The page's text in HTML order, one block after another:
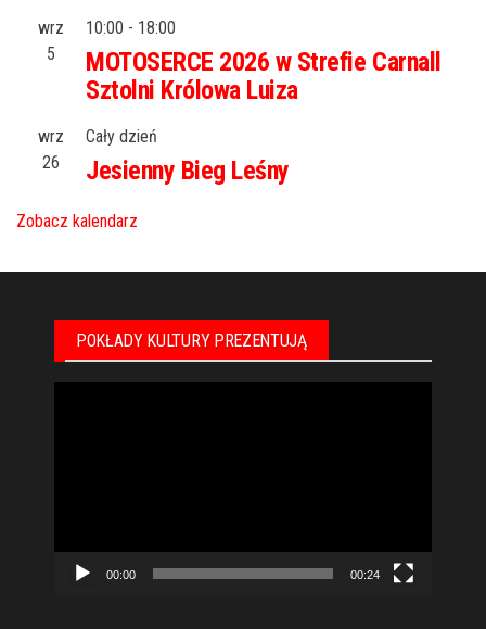
wrz
5
10:00 - 18:00
MOTOSERCE 2026 w Strefie Carnall
Sztolni Królowa Luiza
wrz
26
Cały dzień
Jesienny Bieg Leśny
Zobacz kalendarz
POKŁADY KULTURY PREZENTUJĄ
00:00 00:24